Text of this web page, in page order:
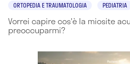
ORTOPEDIA E TRAUMATOLOGIA PEDIATRIA
Vorrei capire cos'è la miosite
preoccuparmi?